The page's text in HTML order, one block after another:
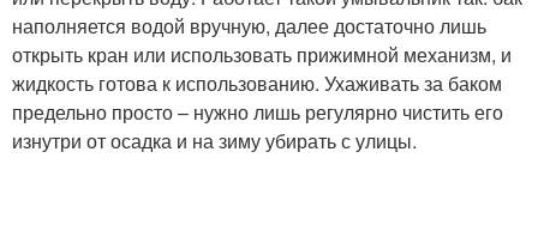
наполняется водой вручную, далее достаточно лишь
открыть кран или использовать прижимной механизм, и
жидкость готова к использованию. Ухаживать за баком
предельно просто – нужно лишь регулярно чистить его
изнутри от осадка и на зиму убирать с улицы.